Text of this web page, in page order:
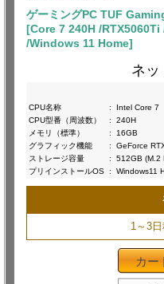
ゲーミングPC TUF
[Core 7 240H /
/Windows 11 Home]
ネッ
CPU名称
:
Intel Core 7
CPU型番（周波数）
:
240H
メモリ（標準）
:
16GB
グラフィック機能
:
GeForce
ストレージ容量
:
512GB (M.2
プリインストールOS : Windows11
1～3
カー